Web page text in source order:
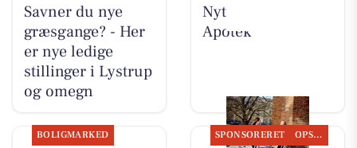
Savner du nye
græsgange? - Her
er nye ledige
stillinger i Lystrup
og omegn
Nyt fra Lystrup
Apotek
BOLIGMARKED SPONSORERET OPSLAGSTAVLEN